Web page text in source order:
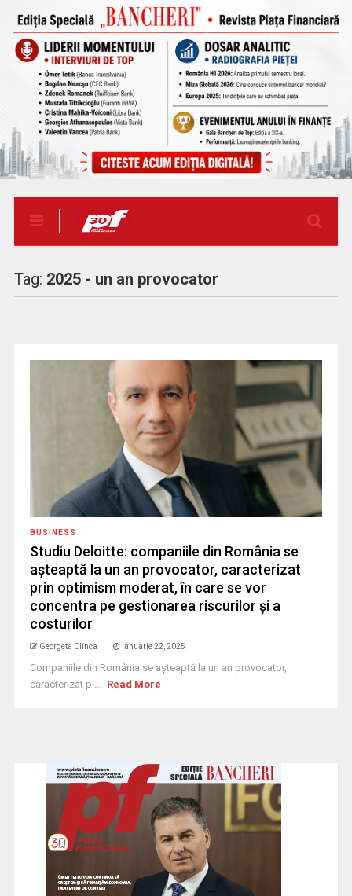
Tag: 2025 - un an provocator
BUSINESS
Studiu Deloitte: companiile din România se
așteaptă la un an provocator, caracterizat
prin optimism moderat, în care se vor
concentra pe gestionarea riscurilor și a
costurilor
Georgeta Clinca ianuarie 22, 2025
Companiile din România se așteaptă la un an provocator,
caracterizat p ... Read More